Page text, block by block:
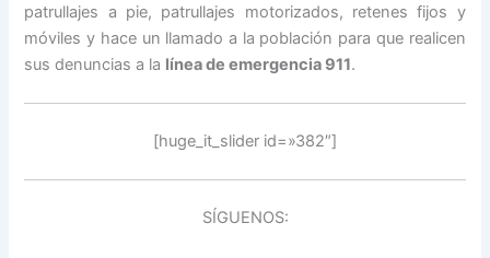
patrullajes a pie, patrullajes motorizados, retenes fijos y
móviles y hace un llamado a la población para que realicen
sus denuncias a la línea de emergencia 911.
[huge_it_slider id=»382″]
SÍGUENOS: